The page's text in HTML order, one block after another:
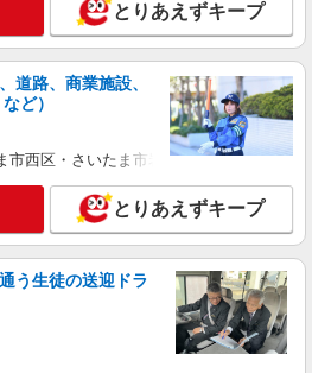
とりあえずキープ
道路、商業施設、
ど）
市西区・さいたま市岩槻区・久喜市・蓮田
とりあえずキープ
う生徒の送迎ドラ